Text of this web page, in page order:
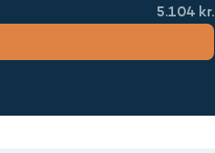
5.104 kr.